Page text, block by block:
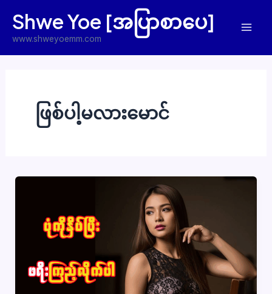
content
Shwe Yoe [အပြာစာပေ]
www.shweyoemm.com
ဖြစ်ပါ့မလားမောင်